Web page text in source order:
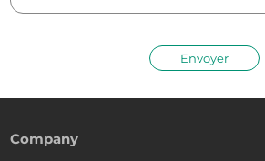
Envoyer
Company